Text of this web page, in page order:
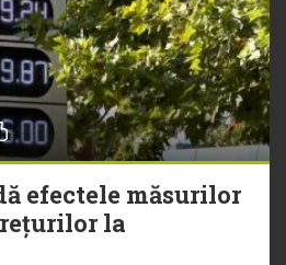
efectele măsurilor
la